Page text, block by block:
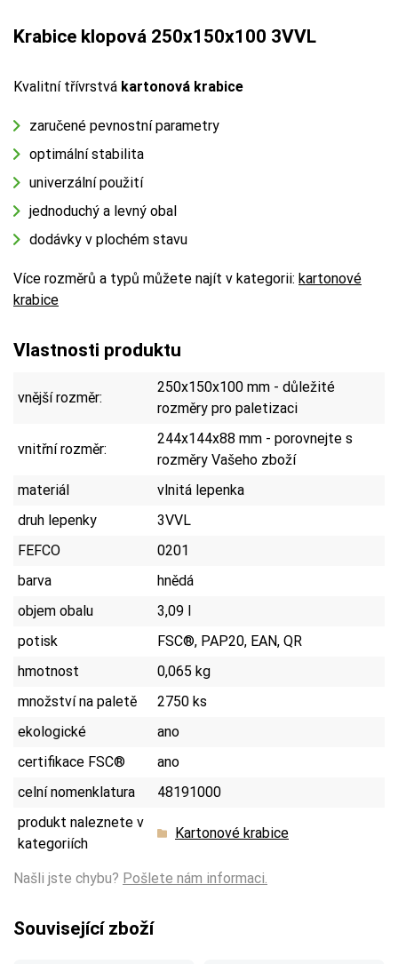
Krabice klopová 250x150x100 3VVL
Kvalitní třívrstvá kartonová krabice
zaručené pevnostní parametry
optimální stabilita
univerzální použití
jednoduchý a levný obal
dodávky v plochém stavu
Více rozměrů a typů můžete najít v kategorii: kartonové
krabice
Vlastnosti produktu
vnější rozměr:
250x150x100 mm - důležité
rozměry pro paletizaci
vnitřní rozměr:
244x144x88 mm - porovnejte s
rozměry Vašeho zboží
materiál
vlnitá lepenka
druh lepenky
3VVL
FEFCO
0201
barva
hnědá
objem obalu
3,09 l
potisk
FSC®, PAP20, EAN, QR
hmotnost
0,065 kg
množství na paletě
2750 ks
ekologické
ano
certifikace FSC®
ano
celní nomenklatura
48191000
produkt naleznete v
kategoriích
Kartonové krabice
Našli jste chybu? Pošlete nám informaci.
Související zboží